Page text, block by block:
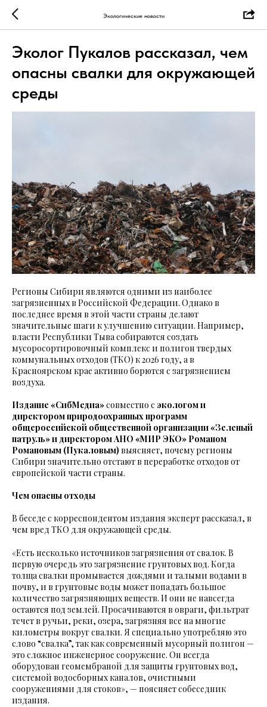
Экологические новости
Эколог Пукалов рассказал, чем
опасны свалки для окружающей
среды
Регионы Сибири являются одними из наиболее
загрязненных в Российской Федерации. Однако в
последнее время в этой части страны делают
значительные шаги к улучшению ситуации. Например,
власти Республики Тыва собираются создать
мусоросортировочный комплекс и полигон твердых
коммунальных отходов (ТКО) к 2026 году, а в
Красноярском крае активно борются с загрязнением
воздуха.
Издание «СибМедиа»совместно с экологом и
директором природоохранных программ
общероссийской общественной организации «Зеленый
патруль»и директором АНО «МИР ЭКО» Романом
Романовым (Пукаловым) выясняет, почему регионы
Сибири значительно отстают в переработке отходов от
европейской части страны.
Чем опасны отходы
В беседе с корреспондентом издания эксперт рассказал, в
чем вред ТКО для окружающей среды.
«Есть несколько источников загрязнения от свалок. В
первую очередь это загрязнение грунтовых вод. Когда
толща свалки промывается дождями и талыми водами в
почву, и в грунтовые воды может попадать большое
количество загрязняющих веществ. И они не навсегда
остаются под землей. Просачиваются в овраги, фильтрат
течет в ручьи, реки, озера, загрязняя все на многие
километры вокруг свалки. Я специально употребляю это
слово “свалка”, так как современный мусорный полигон —
это сложное инженерное сооружение. Он всегда
оборудован геомембраной для защиты грунтовых вод,
системой водосборных каналов, очистными
сооружениями для стоков», — поясняет собеседник
издания.